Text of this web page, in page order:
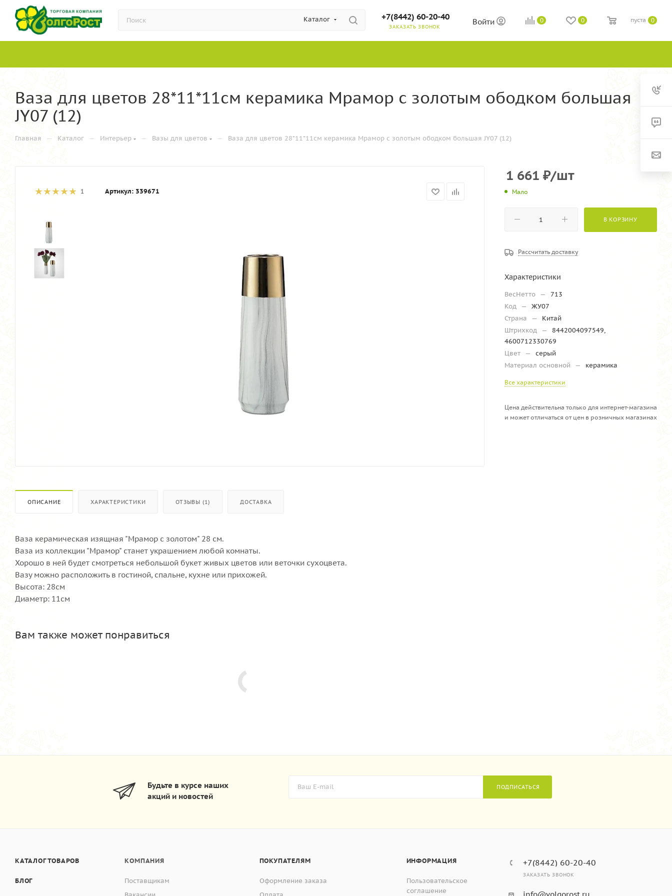
Каталог +7(8442) 60-20-40
ЗАКАЗАТЬ ЗВОНОК
Войти 0 0 0
пуста
Ваза для цветов 28*11*11см керамика Мрамор с золотым ободком большая
JY07 (12)
Главная — Каталог — Интерьер — Вазы для цветов — Ваза для цветов 28*11*11см керамика Мрамор с золотым ободком большая JY07 (12)
1 Артикул: 339671
ОПИСАНИЕ ХАРАКТЕРИСТИКИ ОТЗЫВЫ (1) ДОСТАВКА
Ваза керамическая изящная "Мрамор с золотом" 28 см.
Ваза из коллекции "Мрамор" станет украшением любой комнаты.
Хорошо в ней будет смотреться небольшой букет живых цветов или веточки сухоцвета.
Вазу можно расположить в гостиной, спальне, кухне или прихожей.
Высота: 28см
Диаметр: 11см
Вам также может понравиться
1 661 ₽/шт
Мало
В КОРЗИНУ
Рассчитать доставку
Характеристики
ВесНетто —
713
Код —
ЖУ07
Страна
—
Китай
Штрихкод —
8442004097549,
4600712330769
Цвет —
серый
Материал основной
— керамика
Все характеристики
Цена действительна только для интернет-магазина
и может отличаться от цен в розничных магазинах
Будьте в курсе наших
акций и новостей
ПОДПИСАТЬСЯ
КАТАЛОГ ТОВАРОВ
БЛОГ
КОМПАНИЯ
Поставщикам
ПОКУПАТЕЛЯМ
Оформление заказа
ИНФОРМАЦИЯ
Пользовательское
соглашение
+7(8442) 60-20-40
ЗАКАЗАТЬ ЗВОНОК